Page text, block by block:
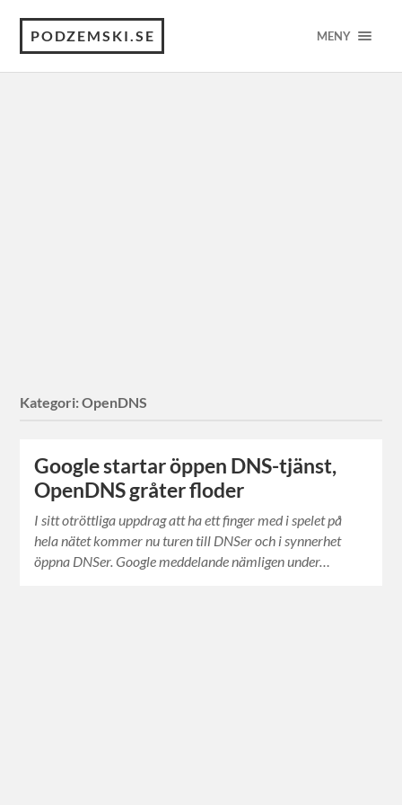
PODZEMSKI.SE MENY
Kategori:OpenDNS
Google startar öppen DNS-tjänst,
OpenDNS gråter floder
I sitt otröttliga uppdrag att ha ett finger med i spelet på
hela nätet kommer nu turen till DNSer och i synnerhet
öppna DNSer. Google meddelande nämligen under…